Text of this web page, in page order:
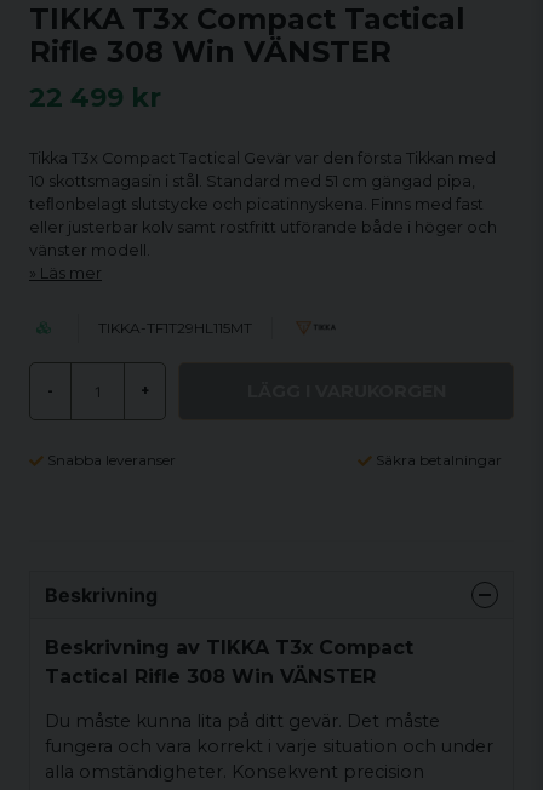
TIKKA T3x Compact Tactical
Rifle 308 Win VÄNSTER
22 499 kr
Tikka T3x Compact Tactical Gevär var den första Tikkan med
10 skottsmagasin i stål. Standard med 51 cm gängad pipa,
teﬂonbelagt slutstycke och picatinnyskena. Finns med fast
eller justerbar kolv samt rostfritt utförande både i höger och
vänster modell.
Läs mer
TIKKA-TF1T29HL115MT
- +
Snabba leveranser Säkra betalningar
Beskrivning
Beskrivning av TIKKA T3x Compact
Tactical Rifle 308 Win VÄNSTER
Du måste kunna lita på ditt gevär. Det måste
fungera och vara korrekt i varje situation och under
alla omständigheter. Konsekvent precision